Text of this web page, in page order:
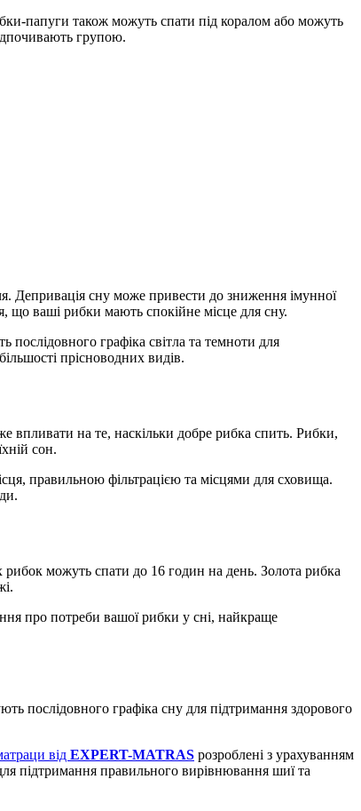
папуги також можуть спати під коралом або можуть
групою.
Депривація сну може привести до зниження імунної
що ваші рибки мають спокійне місце для сну.
графіка світла та темноти для
прісноводних видів.
впливати на те, наскільки добре рибка спить. Рибки,
сон.
правильною фільтрацією та місцями для сховища.
рибок можуть спати до 16 годин на день. Золота рибка
про потреби вашої рибки у сні, найкраще
послідовного графіка сну для підтримання здорового
від EXPERT-MATRAS розроблені з урахуванням
підтримання правильного вирівнювання шиї та